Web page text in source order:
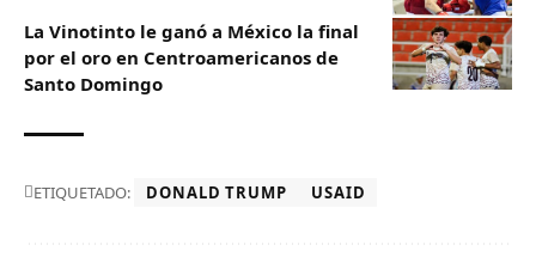
La Vinotinto le ganó a México la final
por el oro en Centroamericanos de
Santo Domingo
ETIQUETADO: DONALD TRUMP USAID